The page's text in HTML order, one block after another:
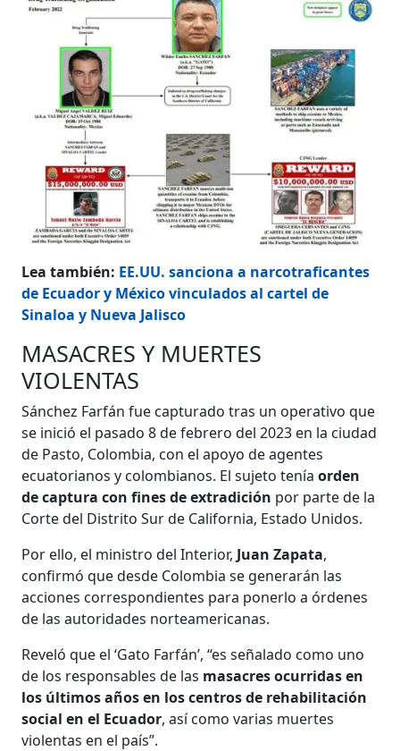
Lea también: EE.UU. sanciona a narcotraficantes
de Ecuador y México vinculados al cartel de
Sinaloa y Nueva Jalisco
MASACRES Y MUERTES
VIOLENTAS
Sánchez Farfán fue capturado tras un operativo que
se inició el pasado 8 de febrero del 2023 en la ciudad
de Pasto, Colombia, con el apoyo de agentes
ecuatorianos y colombianos. El sujeto tenía orden
de captura con fines de extradición por parte de la
Corte del Distrito Sur de California, Estado Unidos.
Por ello, el ministro del Interior, Juan Zapata,
confirmó que desde Colombia se generarán las
acciones correspondientes para ponerlo a órdenes
de las autoridades norteamericanas.
Reveló que el ‘Gato Farfán’, “es señalado como uno
de los responsables de las masacres ocurridas en
los últimos años en los centros de rehabilitación
social en el Ecuador, así como varias muertes
violentas en el país”.